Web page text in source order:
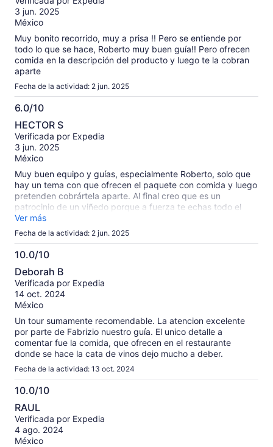
opiniones
verificadas
10
3 jun. 2025
México
Muy bonito recorrido, muy a prisa !! Pero se entiende por
todo lo que se hace, Roberto muy buen guía!! Pero ofrecen
comida en la descripción del producto y luego te la cobran
aparte
Fecha de la actividad: 2 jun. 2025
6.0/10
6.0
de
10
HECTOR S
Verificada por Expedia
3 jun. 2025
México
Muy buen equipo y guías, especialmente Roberto, solo que
hay un tema con que ofrecen el paquete con comida y luego
pretenden cobrártela aparte. Al final creo que es un
patrocinio de un viñedo porque a fuerza te echas todo el
discurso para comprar ahí mismo.
Ver más
Fecha de la actividad: 2 jun. 2025
10.0/10
10.0
de
10
Deborah B
Verificada por Expedia
14 oct. 2024
México
Un tour sumamente recomendable. La atencion excelente
por parte de Fabrizio nuestro guía. El unico detalle a
comentar fue la comida, que ofrecen en el restaurante
donde se hace la cata de vinos dejo mucho a deber.
Fecha de la actividad: 13 oct. 2024
10.0/10
10.0
de
10
RAUL
Verificada por Expedia
4 ago. 2024
México